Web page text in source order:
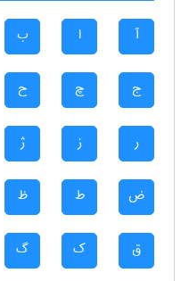
آ ا ب
ج چ ح
ر ز ژ
ض ط ظ
ق ک گ